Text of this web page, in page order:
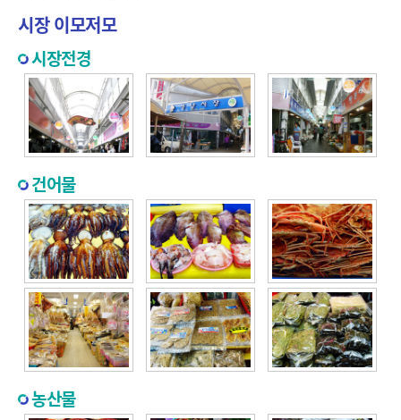
시장 이모저모
시장전경
건어물
농산물